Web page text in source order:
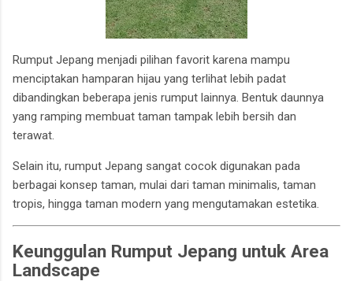
Rumput Jepang menjadi pilihan favorit karena mampu
menciptakan hamparan hijau yang terlihat lebih padat
dibandingkan beberapa jenis rumput lainnya. Bentuk daunnya
yang ramping membuat taman tampak lebih bersih dan
terawat.
Selain itu, rumput Jepang sangat cocok digunakan pada
berbagai konsep taman, mulai dari taman minimalis, taman
tropis, hingga taman modern yang mengutamakan estetika.
Keunggulan Rumput Jepang untuk Area
Landscape